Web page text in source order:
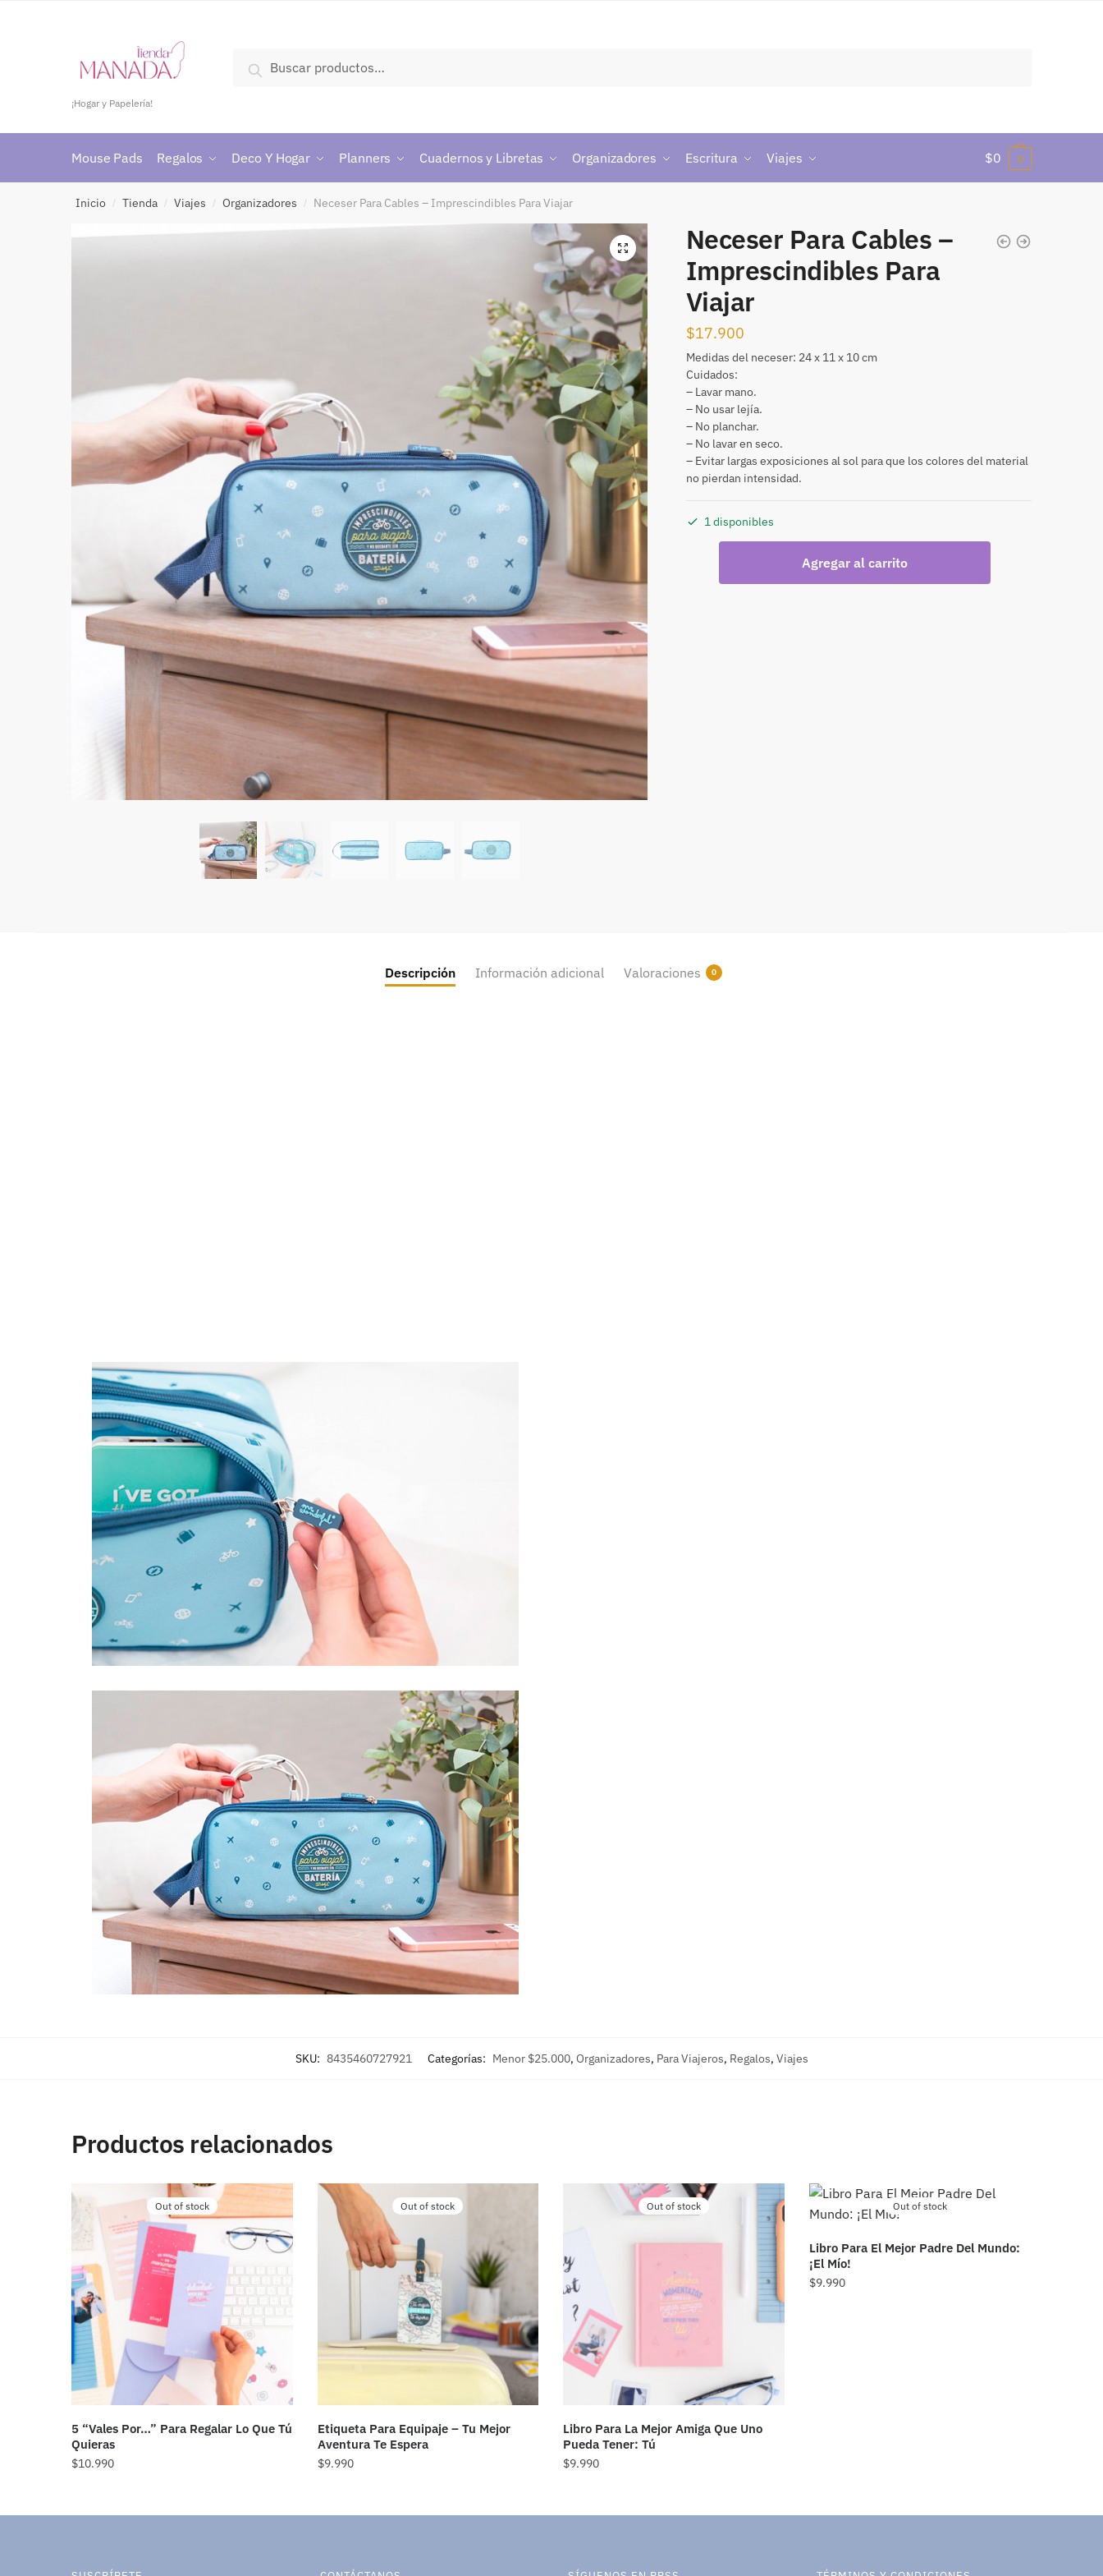
¡Hogar y Papelería!
Buscar
Mouse Pads Regalos Deco Y Hogar Planners Cuadernos y Libretas Organizadores Escritura Viajes $0 0
Inicio / Tienda / Viajes / Organizadores / Neceser Para Cables – Imprescindibles Para Viajar
Neceser Para Cables –
Imprescindibles Para
Viajar
$17.900
Medidas del neceser: 24 x 11 x 10 cm
Cuidados:
– Lavar mano.
– No usar lejía.
– No planchar.
– No lavar en seco.
– Evitar largas exposiciones al sol para que los colores del material
no pierdan intensidad.
1 disponibles
Agregar al carrito
Descripción Información adicional Valoraciones 0
SKU: 8435460727921 Categorías: Menor $25.000, Organizadores, Para Viajeros, Regalos, Viajes
Productos relacionados
Out of stock
5 “Vales Por…” Para Regalar Lo Que Tú
Quieras
$10.990
Out of stock
Etiqueta Para Equipaje – Tu Mejor
Aventura Te Espera
$9.990
Out of stock
Libro Para La Mejor Amiga Que Uno
Pueda Tener: Tú
$9.990
Out of stock
Libro Para El Mejor Padre Del Mundo:
¡El Mío!
$9.990